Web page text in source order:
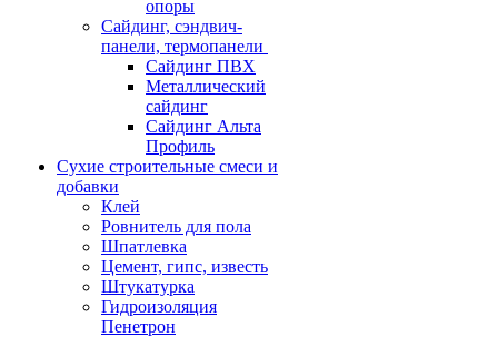
опоры
Cайдинг, сэндвич-
панели, термопанели
Сайдинг ПВХ
Металлический
сайдинг
Сайдинг Альта
Профиль
Сухие строительные смеси и
добавки
Клей
Ровнитель для пола
Шпатлевка
Цемент, гипс, известь
Штукатурка
Гидроизоляция
Пенетрон